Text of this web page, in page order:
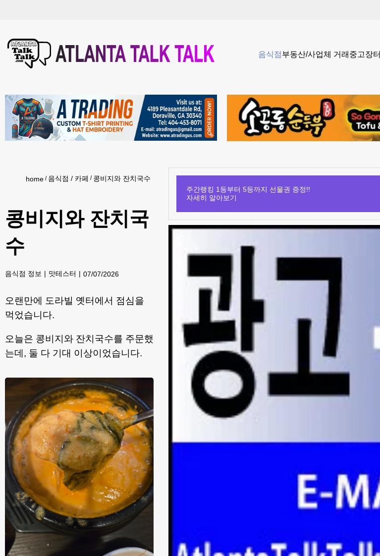
음식점부동산/사업체 거래 중고장터
home 음식점 / 카페 콩비지와 잔치국수
콩비지와 잔치국
수
음식점 정보 맛테스터 07/07/2026
오랜만에 도라빌 옛터에서 점심을
먹었습니다.
오늘은 콩비지와 잔치국수를 주문했
는데, 둘 다 기대 이상이었습니다.
주간랭킹 1등부터 5등까지 선물권 증정!!
자세히 알아보기